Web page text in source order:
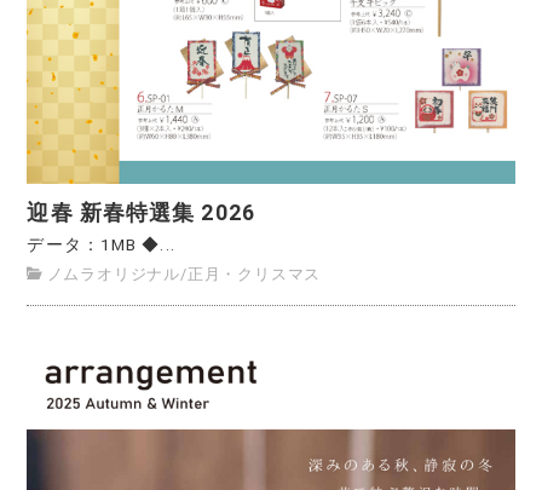
迎春 新春特選集 2026
データ：1MB ◆...
ノムラオリジナル/正月・クリスマス